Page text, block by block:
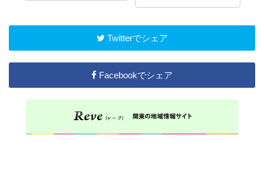
Twitterでシェア
Facebookでシェア